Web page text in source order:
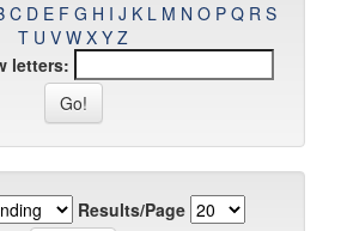
C D E F G H I J K L M N O P Q R S
T U V W X Y Z
letters:
Results/Page